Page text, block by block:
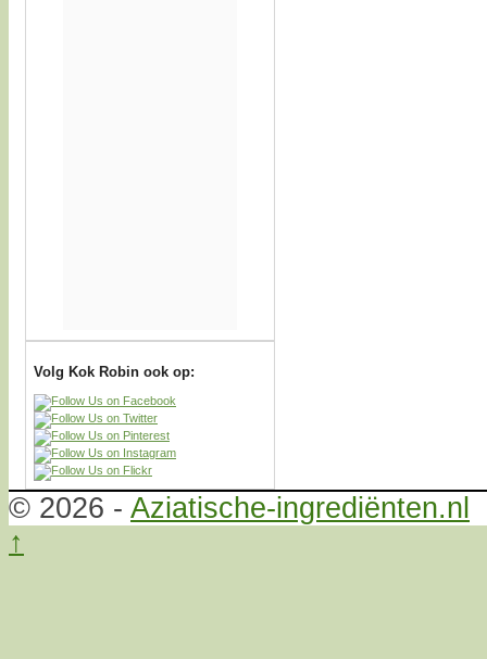
Volg Kok Robin ook op:
© 2026 - Aziatische-ingrediënten.nl
↑